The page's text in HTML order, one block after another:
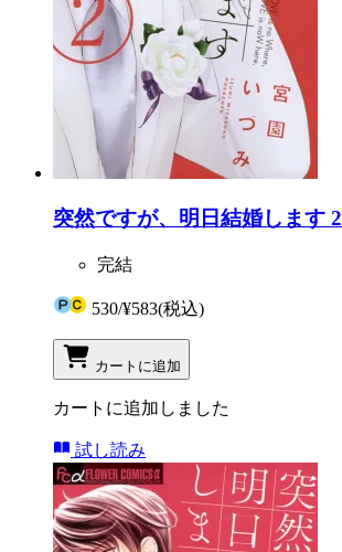
突然ですが、明日結婚します 2
完結
530/¥583(税込)
カートに追加
カートに追加しました
試し読み